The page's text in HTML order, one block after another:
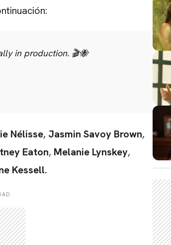
in production. 🎬🐝
Nélisse, Jasmin Savoy Brown,
Eaton, Melanie Lynskey,
Kessell.